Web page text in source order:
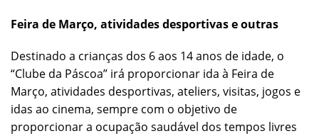
Feira de Março, atividades desportivas e outras
Destinado a crianças dos 6 aos 14 anos de idade, o
“Clube da Páscoa” irá proporcionar ida à Feira de
Março, atividades desportivas, ateliers, visitas, jogos e
idas ao cinema, sempre com o objetivo de
proporcionar a ocupação saudável dos tempos livres